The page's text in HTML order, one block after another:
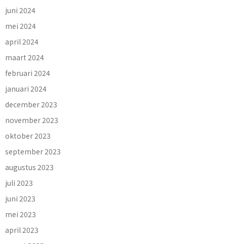
juni 2024
mei 2024
april 2024
maart 2024
februari 2024
januari 2024
december 2023
november 2023
oktober 2023
september 2023
augustus 2023
juli 2023
juni 2023
mei 2023
april 2023